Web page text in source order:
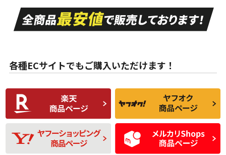
A
走行距離も少なく、
目立つ傷もほとんど
ない中古品
A
走行距離も少なく、
非常に状態の良い中
古品
な中古品
んどない中古品
C
比較的きれいな中古
品
C
られるが、使用に問
題のない中古品
D
使用感や目立つ傷が
あり、一般的な中古
品
D
残り溝も少なく、偏
磨耗がみられ、短期
間使用できるくらい
の中古品
各種ECサイトでもご購入いただけます！